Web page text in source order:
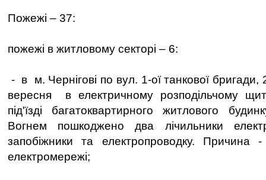
Пожежі – 37:
пожежі в житловому секторі – 6:
- в м. Чернігові по вул. 1-ої танкової
вересня в електричному розподільчому
під'їзді багатоквартирного житлового
Вогнем пошкоджено два лічильники
запобіжники та електропроводку. Причина
електромережі;